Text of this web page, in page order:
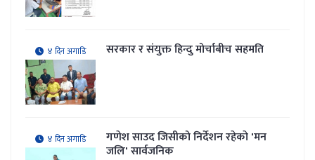
४ दिन अगाडि सरकार र संयुक्त हिन्दु मोर्चाबीच सहमति
४ दिन अगाडि गणेश साउद जिसीको निर्देशन रहेकाे 'मन
जलि' सार्वजनिक